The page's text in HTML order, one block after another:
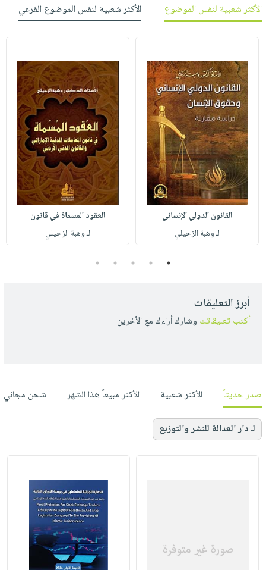
الأكثر شعبية لنفس الموضوع الأكثر شعبية لنفس الموضوع الفرعي
القانون الدولي الإنساني
لـ وهبة الزحيلي
العقود المسماة في قانون
لـ وهبة الزحيلي
1
2
3
4
5
أبرز التعليقات
أكتب تعليقاتك وشارك أراءك مع الأخرين
صدر حديثاً الأكثر شعبية الأكثر مبيعاً هذا الشهر شحن مجاني
لـ دار العدالة للنشر والتوزيع